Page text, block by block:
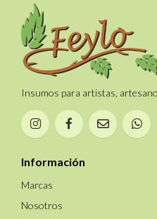
Insumos para artistas,
Información
Marcas
Nosotros